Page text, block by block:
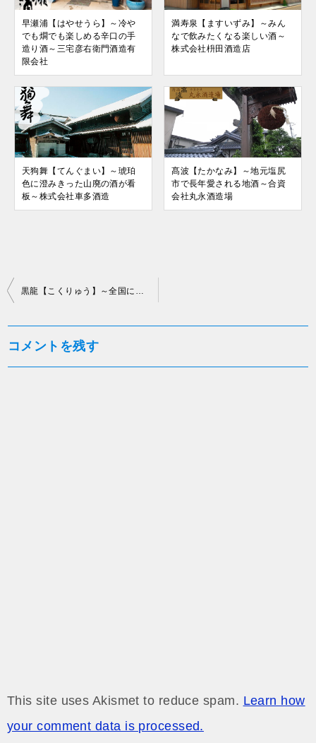
早瀬浦【はやせうら】～冷や
でも燗でも楽しめる辛口の手
造り酒～三宅彦右衛門酒造有
限会社
満寿泉【ますいずみ】～みん
なで飲みたくなる楽しい酒～
株式会社枡田酒造店
天狗舞【てんぐまい】～琥珀
色に澄みきった山廃の酒が看
板～株式会社車多酒造
髙波【たかなみ】～地元塩尻
市で長年愛される地酒～合資
会社丸永酒造場
投
ナ
ビ
コメントを残す
This site uses Akismet to reduce spam. Learn how
your comment data is processed.